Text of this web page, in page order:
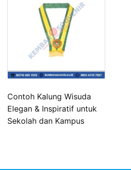
Contoh Kalung Wisuda
Elegan & Inspiratif untuk
Sekolah dan Kampus